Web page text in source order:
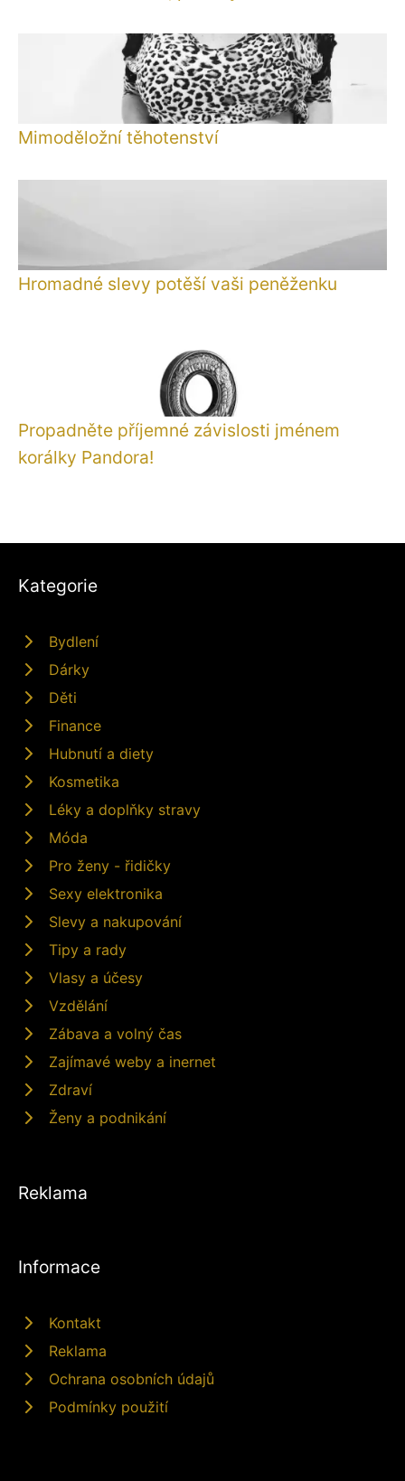
Mimoděložní těhotenství
Hromadné slevy potěší vaši peněženku
Propadněte příjemné závislosti jménem
korálky Pandora!
Kategorie
Bydlení
Dárky
Děti
Finance
Hubnutí a diety
Kosmetika
Léky a doplňky stravy
Móda
Pro ženy - řidičky
Sexy elektronika
Slevy a nakupování
Tipy a rady
Vlasy a účesy
Vzdělání
Zábava a volný čas
Zajímavé weby a inernet
Zdraví
Ženy a podnikání
Reklama
Informace
Kontakt
Reklama
Ochrana osobních údajů
Podmínky použití